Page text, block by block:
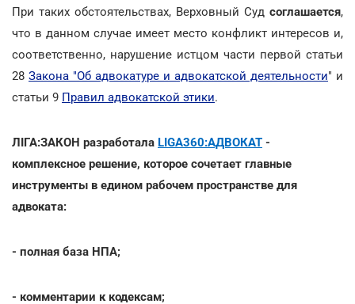
При таких обстоятельствах, Верховный Суд соглашается,
что в данном случае имеет место конфликт интересов и,
соответственно, нарушение истцом части первой статьи
28 Закона "Об адвокатуре и адвокатской деятельности" и
статьи 9 Правил адвокатской этики.
ЛІГА:ЗАКОН разработала LIGA360:АДВОКАТ -
комплексное решение, которое сочетает главные
инструменты в едином рабочем пространстве для
адвоката:
- полная база НПА;
- комментарии к кодексам;